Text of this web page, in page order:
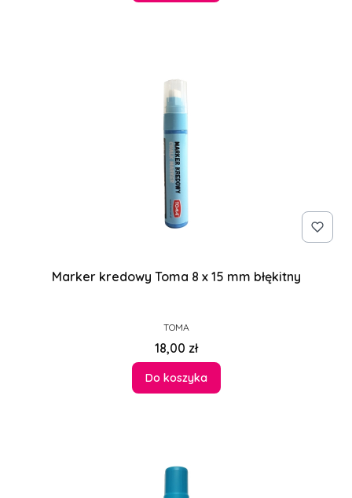
Marker kredowy Toma 8 x 15 mm błękitny
PRODUCENT
TOMA
Cena
18,00 zł
Do koszyka